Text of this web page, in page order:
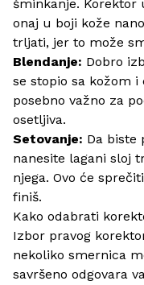
šminkanje. Korektor
onaj u boji kože
trljati, jer to može
Blendanje: Dobro
se stopio sa kožom i
posebno važno za
osetljiva.
Setovanje: Da biste
nanesite lagani sloj
njega. Ovo će
finiš.
Kako odabrati
Izbor pravog
nekoliko smernica
savršeno odgovara